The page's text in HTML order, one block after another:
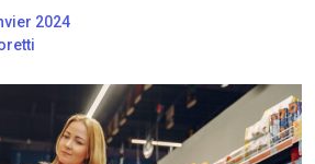
2024